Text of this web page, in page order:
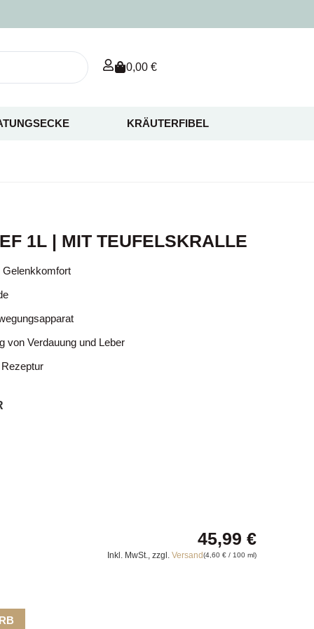
0,00 €
KRÄUTERFIBEL
1L | MIT TEUFELSKRALLE
Gelenkkomfort
von Verdauung und Leber
45,99 €
Inkl. MwSt., zzgl. Versand(4,60 € / 100 ml)